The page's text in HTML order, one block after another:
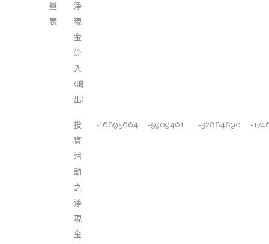
量
表
淨
現
金
流
入
(流
出)
投
資
活
動
之
淨
現
金
-16895664 -5909461 -32884890 -